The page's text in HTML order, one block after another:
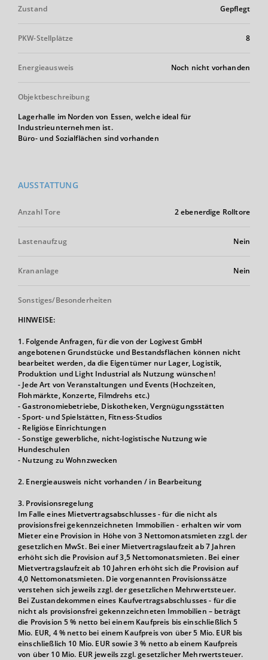
Zustand Gepflegt
PKW-Stellplätze 8
Energieausweis Noch nicht vorhanden
Objektbeschreibung
Lagerhalle im Norden von Essen, welche ideal für
Industrieunternehmen ist.
Büro- und Sozialflächen sind vorhanden
AUSSTATTUNG
Anzahl Tore 2 ebenerdige Rolltore
Lastenaufzug Nein
Krananlage Nein
Sonstiges/Besonderheiten
HINWEISE:
1. Folgende Anfragen, für die von der Logivest GmbH
angebotenen Grundstücke und Bestandsflächen können nicht
bearbeitet werden, da die Eigentümer nur Lager, Logistik,
Produktion und Light Industrial als Nutzung wünschen!
- Jede Art von Veranstaltungen und Events (Hochzeiten,
Flohmärkte, Konzerte, Filmdrehs etc.)
- Gastronomiebetriebe, Diskotheken, Vergnügungsstätten
- Sport- und Spielstätten, Fitness-Studios
- Religiöse Einrichtungen
- Sonstige gewerbliche, nicht-logistische Nutzung wie
Hundeschulen
- Nutzung zu Wohnzwecken
2. Energieausweis nicht vorhanden / in Bearbeitung
3. Provisionsregelung
Im Falle eines Mietvertragsabschlusses - für die nicht als
provisionsfrei gekennzeichneten Immobilien - erhalten wir vom
Mieter eine Provision in Höhe von 3 Nettomonatsmieten zzgl. der
gesetzlichen MwSt. Bei einer Mietvertragslaufzeit ab 7 Jahren
erhöht sich die Provision auf 3,5 Nettomonatsmieten. Bei einer
Mietvertragslaufzeit ab 10 Jahren erhöht sich die Provision auf
4,0 Nettomonatsmieten. Die vorgenannten Provisionssätze
verstehen sich jeweils zzgl. der gesetzlichen Mehrwertsteuer.
Bei Zustandekommen eines Kaufvertragsabschlusses - für die
nicht als provisionsfrei gekennzeichneten Immobilien – beträgt
die Provision 5 % netto bei einem Kaufpreis bis einschließlich 5
Mio. EUR, 4 % netto bei einem Kaufpreis von über 5 Mio. EUR bis
einschließlich 10 Mio. EUR sowie 3 % netto ab einem Kaufpreis
von über 10 Mio. EUR jeweils zzgl. gesetzlicher Mehrwertsteuer.